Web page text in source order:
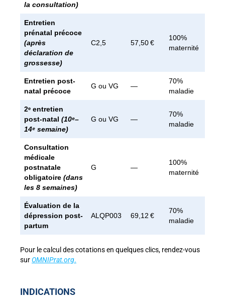
la consultation)
Entretien
prénatal précoce
(après
déclaration de
grossesse)
C2,5 57,50 €
100%
maternité
Entretien post-
natal précoce
G ou VG —
70%
maladie
2ᵉ entretien
post-natal (10ᵉ–
14ᵉ semaine)
G ou VG —
70%
maladie
Consultation
médicale
postnatale
obligatoire (dans
les 8 semaines)
G —
100%
maternité
Évaluation de la
dépression post-
partum
ALQP003 69,12 €
70%
maladie
Pour le calcul des cotations en quelques clics, rendez-vous
surOMNIPrat.org.
INDICATIONS